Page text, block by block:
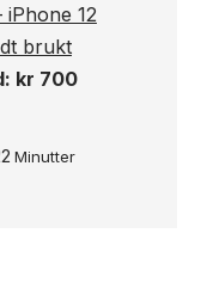
iPhone 12
brukt
kr 700
Minutter